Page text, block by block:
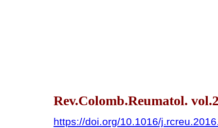
Rev.Colomb.Reumatol.
https://doi.org/10.1016/